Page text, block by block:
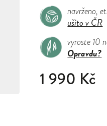
navrženo,
ušito v ČR
vyroste 10
Opravdu?
1 990 Kč